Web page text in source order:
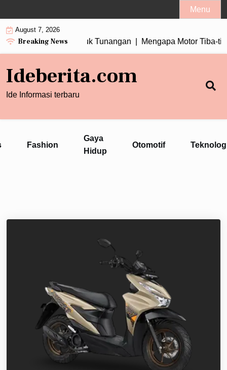
to
content
Menu
August 7, 2026
Breaking News
Berlian Cocok untuk Tunangan |Mengapa Motor Tiba-tiba
Ideberita.com
Ide Informasi terbaru
Fashion
Gaya
Hidup
Otomotif